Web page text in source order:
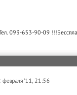
Тел. 093-653-90-09
февраля '11, 21:56